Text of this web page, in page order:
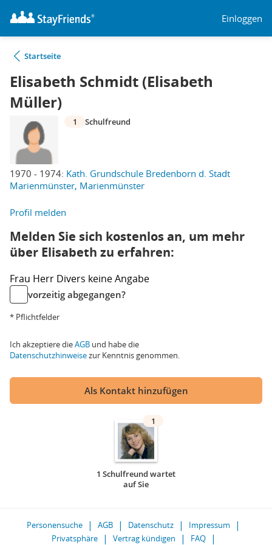
Einloggen
Startseite
Elisabeth Schmidt (Elisabeth
Müller)
1970 - 1974: Kath. Grundschule Bredenborn d. Stadt
Marienmünster, Marienmünster
1 Schulfreund
Profil melden
Melden Sie sich kostenlos an, um mehr
über Elisabeth zu erfahren:
Frau Herr Divers keine Angabe
vorzeitig abgegangen?
* Pflichtfelder
Ich akzeptiere dieAGB und habe die
Datenschutzhinweisezur Kenntnis genommen.
Als Kontakt hinzufügen
1
1 Schulfreund wartet
auf Sie
Personensuche AGB Datenschutz
Impressum
Privatsphäre
Vertrag kündigen FAQ